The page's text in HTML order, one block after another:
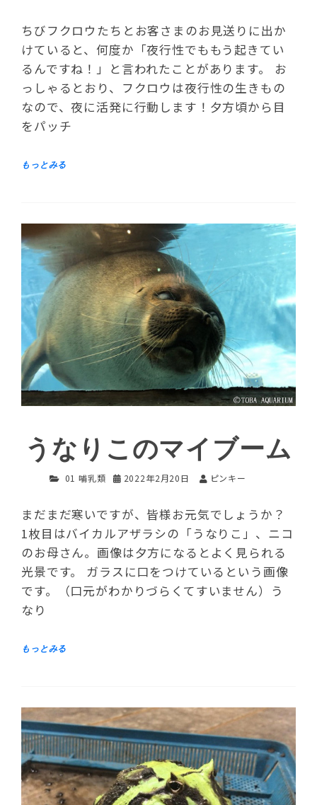
ちびフクロウたちとお客さまのお見送りに出か
けていると、何度か「夜行性でももう起きてい
るんですね！」と言われたことがあります。 お
っしゃるとおり、フクロウは夜行性の生きもの
なので、夜に活発に行動します！夕方頃から目
をパッチ
うなりこのマイブーム
01 哺乳類 2022年2月20日 ピンキー
まだまだ寒いですが、皆様お元気でしょうか？
1枚目はバイカルアザラシの「うなりこ」、ニコ
のお母さん。画像は夕方になるとよく見られる
光景です。 ガラスに口をつけているという画像
です。（口元がわかりづらくてすいません）う
なり